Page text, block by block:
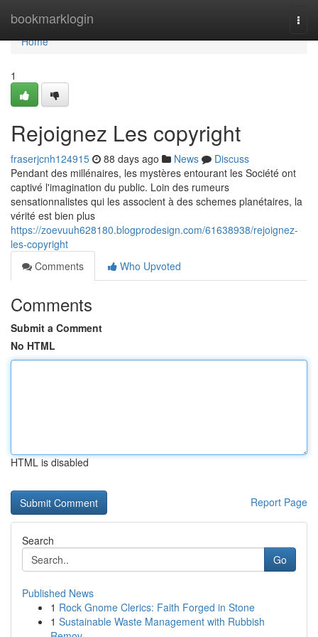
bookmarklogin
Home
Home
1
Rejoignez Les copyright
fraserjcnh124915 88 days ago News
Discuss
Pendant des millénaires, les mystères entourant les Société ont
captivé l'imagination du public. Loin des rumeurs
sensationnalistes qui les associent à des schemes planétaires, la
vérité est bien plus
https://zoevuuh628180.blogprodesign.com/61638938/rejoignez-
les-copyright
Comments
Who Upvoted
Comments
Submit a Comment
No HTML
HTML is disabled
Report Page
Search
Go
Published News
1 Rock Gnome Clerics: Faith Forged in Stone
1 Sustainable Waste Management with Rubbish